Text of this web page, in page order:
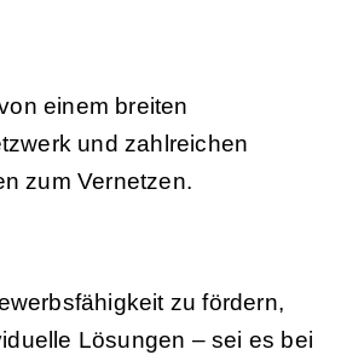
einem breiten
und zahlreichen
zum Vernetzen.
zu fördern,
Lösungen – sei es bei